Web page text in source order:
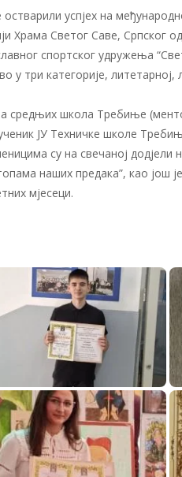
успјех на
Храма Светог Саве,
спортског удружења
у три категорије,
средњих школа Требиње
ЈУ Техничке школе
су на свечаној додјели
наших предака”, као још
мјесеци.